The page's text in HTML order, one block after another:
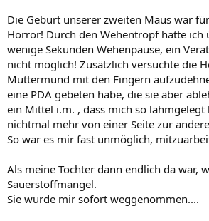
Die Geburt unserer zweiten Maus war
Horror! Durch den Wehentropf hatte ich
wenige Sekunden Wehenpause, ein
nicht möglich! Zusätzlich versuchte die
Muttermund mit den Fingern
eine PDA gebeten habe, die sie aber
ein Mittel i.m. , dass mich so lahmgelegt
nichtmal mehr von einer Seite zur
So war es mir fast unmöglich,
Als meine Tochter dann endlich da war,
Sauerstoffmangel.
Sie wurde mir sofort weggenommen....